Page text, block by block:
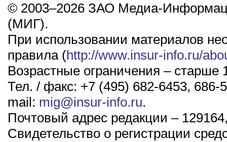
© 2003–2026 ЗАО Медиа-
(МИГ).
При использовании материалов
правила (http://www.insur-info.ru/
Возрастные ограничения – старше
Тел. / факс: +7 (495) 682-6453, 686-
mail: mig@insur-info.ru.
Почтовый адрес редакции –
Свидетельство о регистрации